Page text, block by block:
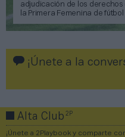
adjudicación de los derechos
la Primera Femenina de fútbol
¡Únete a la
Alta Club2P
¡Únete a 2Playbook y comparte